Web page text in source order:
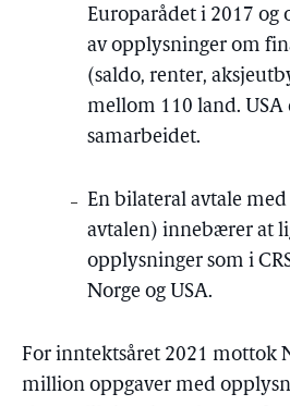
Europarådet i 2017
av opplysninger om
(saldo, renter,
mellom 110 land. USA
samarbeidet.
En bilateral avtale med
avtalen) innebærer at
opplysninger som i
Norge og USA.
For inntektsåret 2021 mottok
million oppgaver med